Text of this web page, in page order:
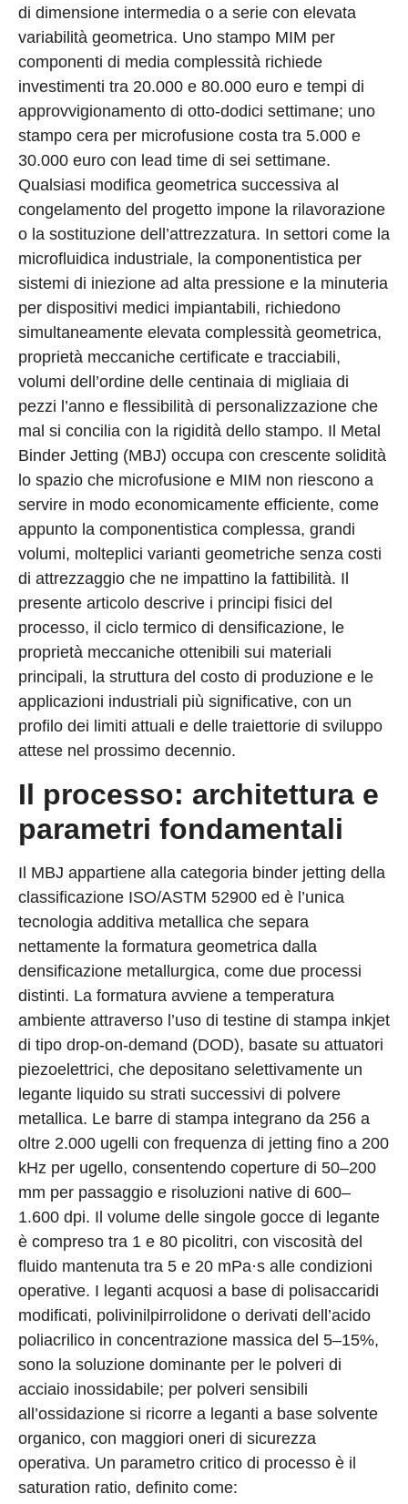
di dimensione intermedia o a serie con elevata
variabilità geometrica. Uno stampo MIM per
componenti di media complessità richiede
investimenti tra 20.000 e 80.000 euro e tempi di
approvvigionamento di otto-dodici settimane; uno
stampo cera per microfusione costa tra 5.000 e
30.000 euro con lead time di sei settimane.
Qualsiasi modifica geometrica successiva al
congelamento del progetto impone la rilavorazione
o la sostituzione dell’attrezzatura. In settori come la
microfluidica industriale, la componentistica per
sistemi di iniezione ad alta pressione e la minuteria
per dispositivi medici impiantabili, richiedono
simultaneamente elevata complessità geometrica,
proprietà meccaniche certificate e tracciabili,
volumi dell’ordine delle centinaia di migliaia di
pezzi l’anno e flessibilità di personalizzazione che
mal si concilia con la rigidità dello stampo. Il Metal
Binder Jetting (MBJ) occupa con crescente solidità
lo spazio che microfusione e MIM non riescono a
servire in modo economicamente efficiente, come
appunto la componentistica complessa, grandi
volumi, molteplici varianti geometriche senza costi
di attrezzaggio che ne impattino la fattibilità. Il
presente articolo descrive i principi fisici del
processo, il ciclo termico di densificazione, le
proprietà meccaniche ottenibili sui materiali
principali, la struttura del costo di produzione e le
applicazioni industriali più significative, con un
profilo dei limiti attuali e delle traiettorie di sviluppo
attese nel prossimo decennio.
Il processo: architettura e
parametri fondamentali
Il MBJ appartiene alla categoria binder jetting della
classificazione ISO/ASTM 52900 ed è l’unica
tecnologia additiva metallica che separa
nettamente la formatura geometrica dalla
densificazione metallurgica, come due processi
distinti. La formatura avviene a temperatura
ambiente attraverso l’uso di testine di stampa inkjet
di tipo drop-on-demand (DOD), basate su attuatori
piezoelettrici, che depositano selettivamente un
legante liquido su strati successivi di polvere
metallica. Le barre di stampa integrano da 256 a
oltre 2.000 ugelli con frequenza di jetting fino a 200
kHz per ugello, consentendo coperture di 50–200
mm per passaggio e risoluzioni native di 600–
1.600 dpi. Il volume delle singole gocce di legante
è compreso tra 1 e 80 picolitri, con viscosità del
fluido mantenuta tra 5 e 20 mPa·s alle condizioni
operative. I leganti acquosi a base di polisaccaridi
modificati, polivinilpirrolidone o derivati dell’acido
poliacrilico in concentrazione massica del 5–15%,
sono la soluzione dominante per le polveri di
acciaio inossidabile; per polveri sensibili
all’ossidazione si ricorre a leganti a base solvente
organico, con maggiori oneri di sicurezza
operativa. Un parametro critico di processo è il
saturation ratio, definito come: